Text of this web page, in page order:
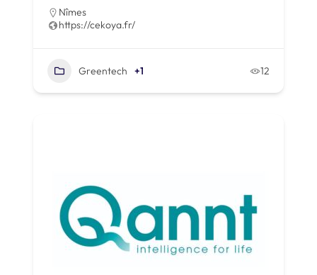
Nîmes
https://cekoya.fr/
Greentech +1 12